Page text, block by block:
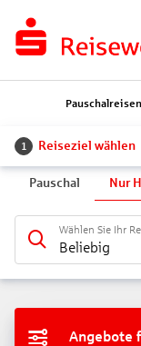
Pauschalreisen
1 Reiseziel wählen
Pauschal Nur
Wählen Sie Ihr
Beliebig
Angebote